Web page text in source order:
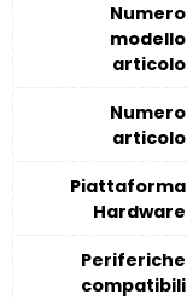
Numero
modello
articolo
Numero
articolo
Piattaforma
Hardware
Periferiche
compatibili